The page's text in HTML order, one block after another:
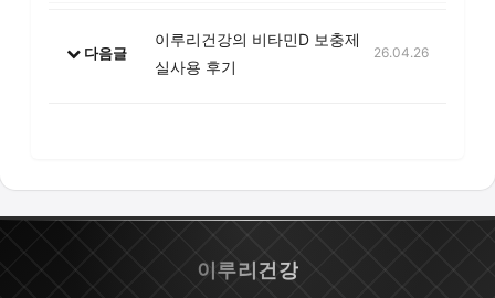
다음글
이루리건강의 비타민D 보충제
실사용 후기
26.04.26
이루리건강